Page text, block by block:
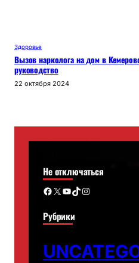
Здоровье
Вызов нарколога на дом в
руководство
22 октября 2024
Не отключаться
Facebook X YouTube TikTok Instagram
Рубрики